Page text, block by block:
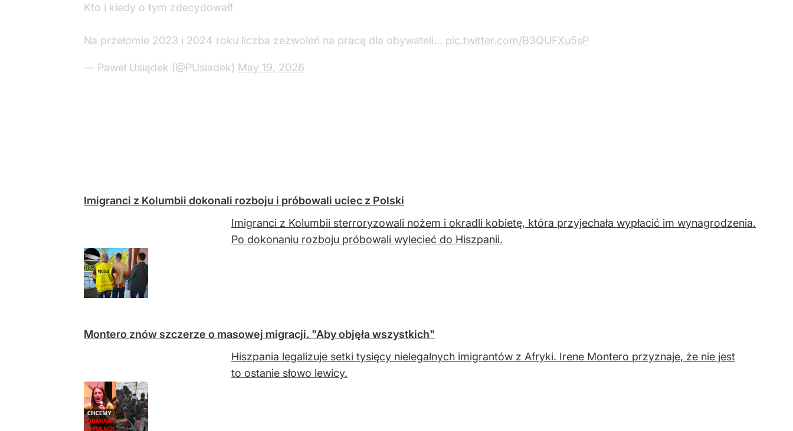
Kto i kiedy o tym zdecydował❗
Na przełomie 2023 i 2024 roku liczba zezwoleń na pracę dla obywateli… pic.twitter.com/B3QUFXu5sP
— Paweł Usiądek (@PUsiadek) May 19, 2026
Imigranci z Kolumbii dokonali rozboju i próbowali uciec z Polski
Imigranci z Kolumbii sterroryzowali nożem i okradli kobietę, która przyjechała wypłacić im wynagrodzenia.
Po dokonaniu rozboju próbowali wylecieć do Hiszpanii.
Montero znów szczerze o masowej migracji. "Aby objęła wszystkich"
Hiszpania legalizuje setki tysięcy nielegalnych imigrantów z Afryki. Irene Montero przyznaje, że nie jest
to ostanie słowo lewicy.